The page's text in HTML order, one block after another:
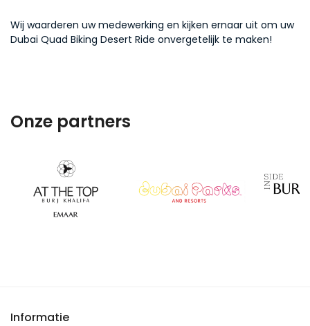
Wij waarderen uw medewerking en kijken ernaar uit om uw
Dubai Quad Biking Desert Ride onvergetelijk te maken!
Onze partners
Informatie